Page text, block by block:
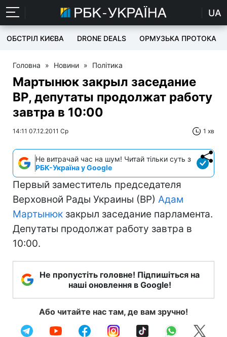
UA
ОБСТРІЛ КИЄВА DRONE DEALS ОРМУЗЬКА ПРОТОКА
Головна » Новини » Політика
Мартынюк закрыл заседание
ВР, депутаты продолжат работу
завтра в 10:00
14:11 07.12.2011 Ср 1 хв
Не витрачай час на шум! Читай тільки суть з
РБК-Україна у Google
Первый заместитель председателя
Верховной Рады Украины (ВР) Адам
Мартынюк закрыл заседание парламента.
Депутаты продолжат работу завтра в
10:00.
Не пропустіть головне! Підпишіться на
наші оновлення в Google!
Або читайте нас там, де вам зручно!